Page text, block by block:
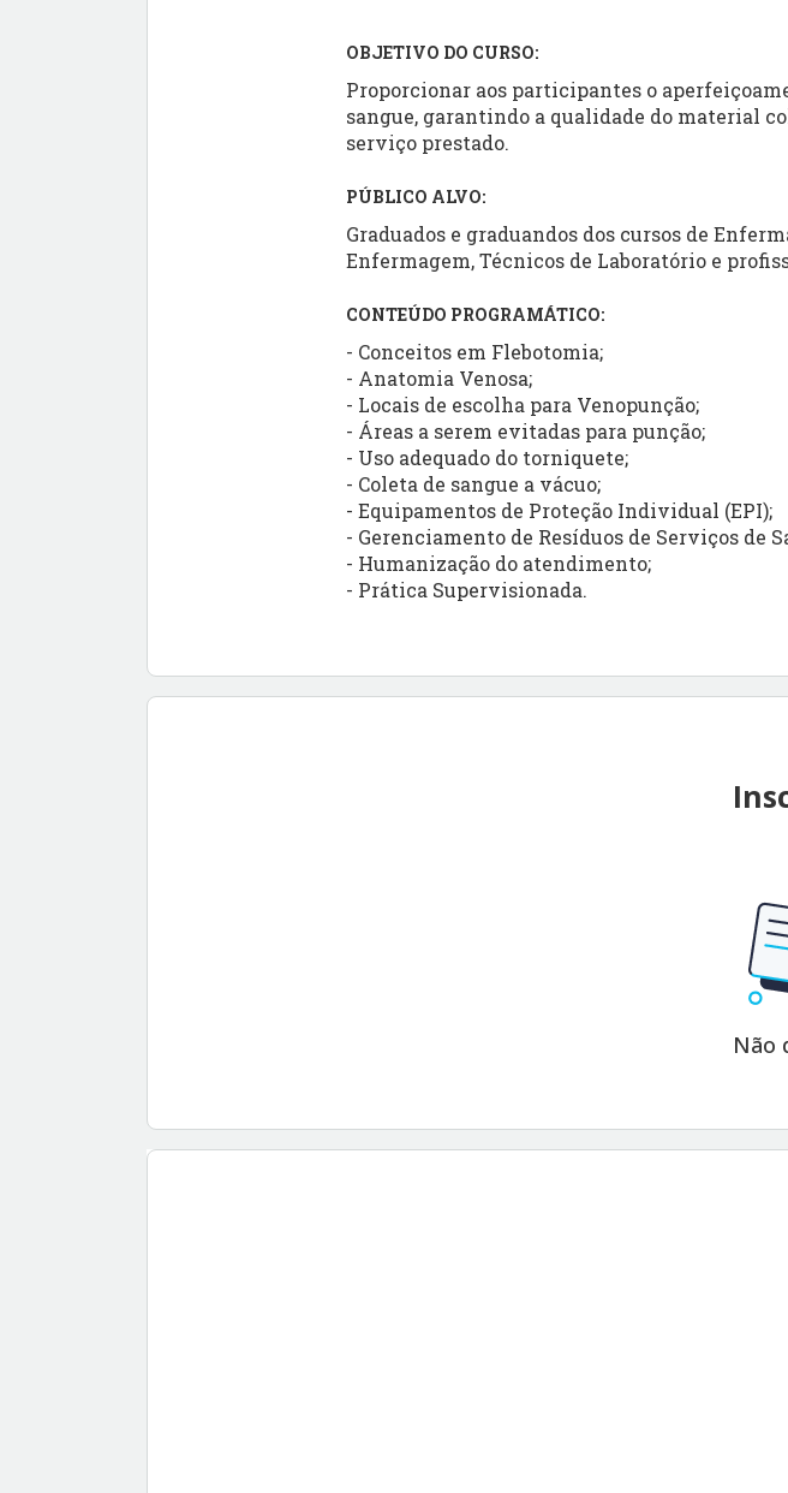
OBJETIVO DO CURSO:
Proporcionar aos participantes o
sangue, garantindo a qualidade do material
serviço prestado.
PÚBLICO ALVO:
Graduados e graduandos dos cursos de
Enfermagem, Técnicos de Laboratório e
CONTEÚDO PROGRAMÁTICO:
- Conceitos em Flebotomia;
- Anatomia Venosa;
- Locais de escolha para Venopunção;
- Áreas a serem evitadas para punção;
- Uso adequado do torniquete;
- Coleta de sangue a vácuo;
- Equipamentos de Proteção Individual (EPI);
- Gerenciamento de Resíduos de Serviços de
- Humanização do atendimento;
- Prática Supervisionada.
Não